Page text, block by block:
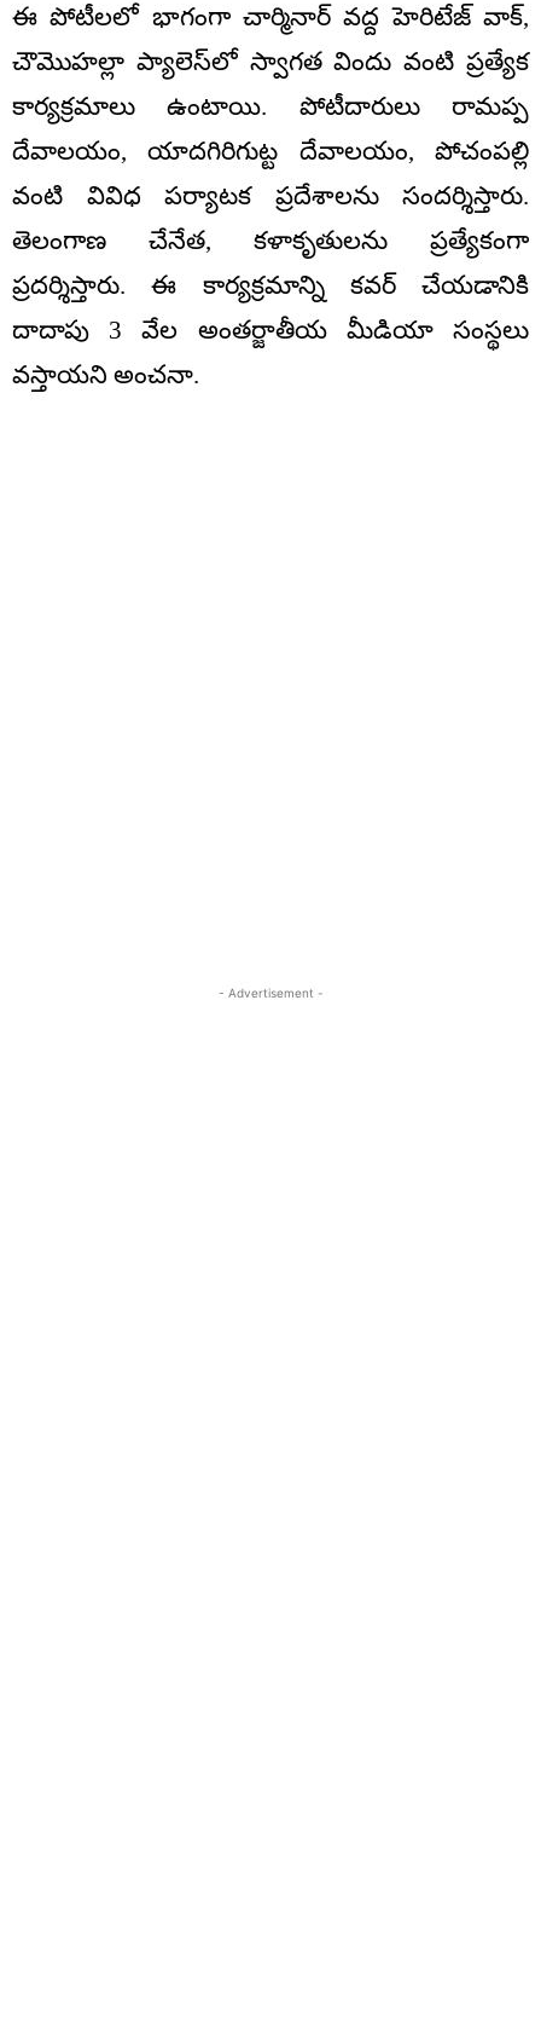
ఈ పోటీలలో భాగంగా చార్మినార్ వద్ద హెరిటేజ్ వాక్,
చౌమొహల్లా ప్యాలెస్‌లో స్వాగత విందు వంటి ప్రత్యేక
కార్యక్రమాలు ఉంటాయి. పోటీదారులు రామప్ప
దేవాలయం, యాదగిరిగుట్ట దేవాలయం, పోచంపల్లి
వంటి వివిధ పర్యాటక ప్రదేశాలను సందర్శిస్తారు.
తెలంగాణ చేనేత, కళాకృతులను ప్రత్యేకంగా
ప్రదర్శిస్తారు. ఈ కార్యక్రమాన్ని కవర్ చేయడానికి
దాదాపు 3 వేల అంతర్జాతీయ మీడియా సంస్థలు
వస్తాయని అంచనా.
- Advertisement -